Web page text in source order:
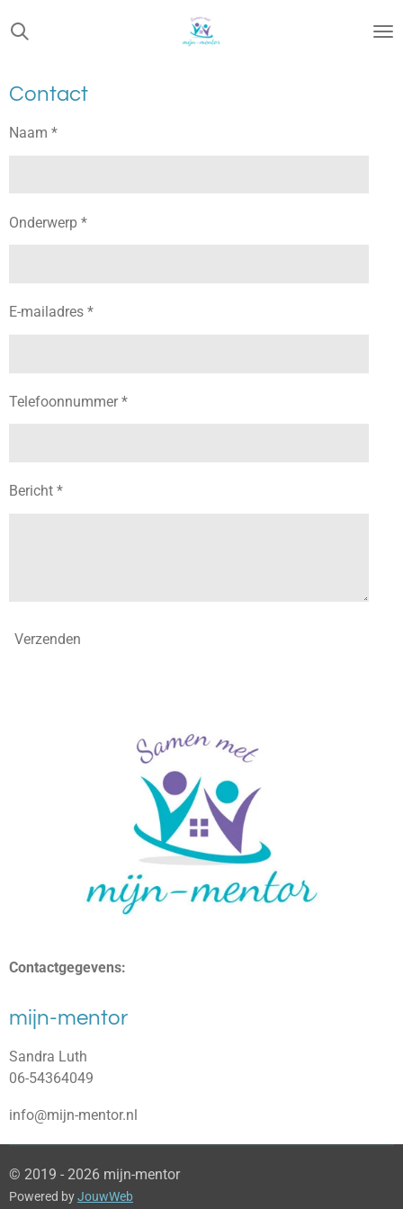
Ga
direct
de
hoofdinhoud
Contact
Naam *
Onderwerp *
E-mailadres *
Telefoonnummer *
Bericht *
Verzenden
Contactgegevens:
mijn-mentor
Sandra Luth
06-54364049
info@mijn-mentor.nl
© 2019 - 2026 mijn-mentor
Powered byJouwWeb